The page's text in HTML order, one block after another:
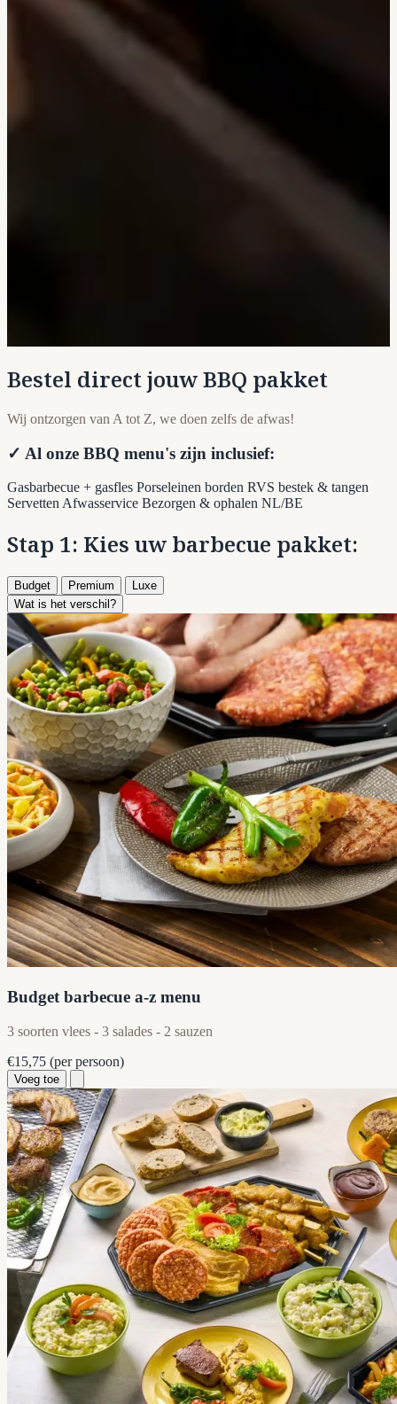
Bestel direct jouw BBQ pakket
Wij ontzorgen van A tot Z, we doen zelfs de afwas!
✓ Al onze BBQ menu's zijn inclusief:
Gasbarbecue + gasfles Porseleinen borden RVS bestek & tangen
ServettenAfwasservice Bezorgen & ophalen NL/BE
Stap 1: Kies uw barbecue pakket:
Budget Premium
Luxe
Wat is het verschil?
Budget barbecue a-z menu
3 soorten vlees - 3 salades - 2 sauzen
€15,75 (per persoon)
Voeg toe